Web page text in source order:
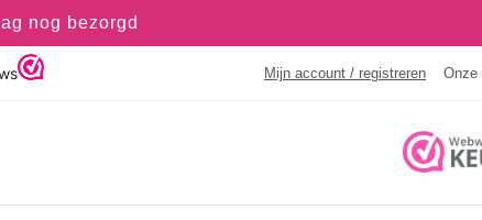
nog bezorgd
Mijn account / registreren Onze